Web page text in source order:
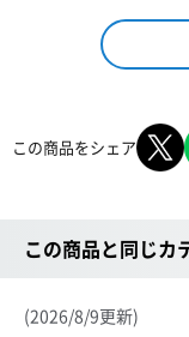
この商品をシェア
この商品と同じカ
(2026/8/9更新)